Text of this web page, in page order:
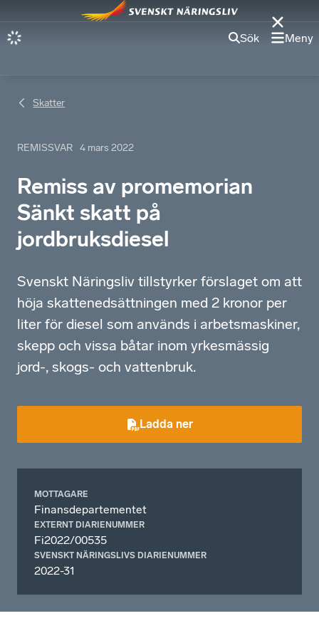
Sök Meny
Skatter
REMISSVAR 4 mars 2022
Remiss av promemorian
Sänkt skatt på
jordbruksdiesel
Svenskt Näringsliv tillstyrker förslaget om att
höja skattenedsättningen med 2 kronor per
liter för diesel som används i arbetsmaskiner,
skepp och vissa båtar inom yrkesmässig
jord-, skogs- och vattenbruk.
Ladda ner
MOTTAGARE
Finansdepartementet
EXTERNT DIARIENUMMER
Fi2022/00535
SVENSKT NÄRINGSLIVS DIARIENUMMER
2022-31